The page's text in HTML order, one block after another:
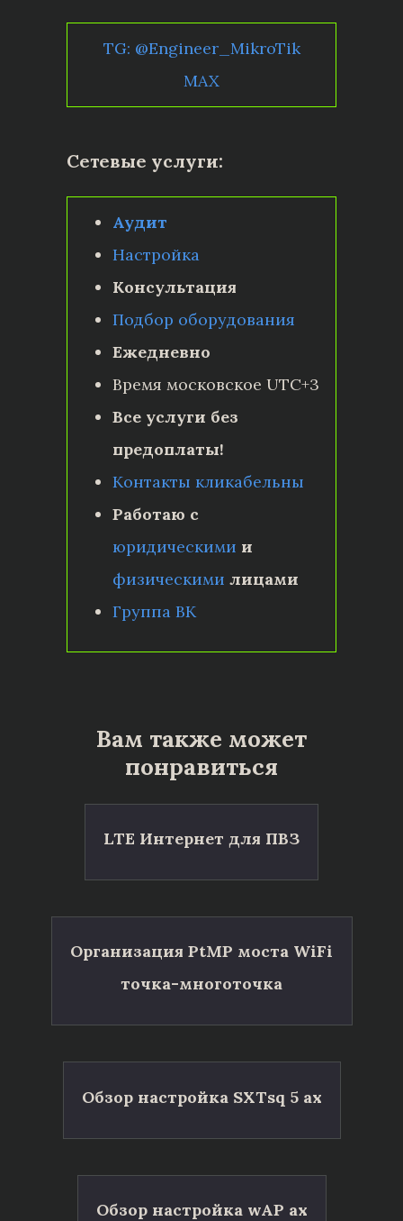
TG: @Engineer_MikroTik
MAX
Сетевые услуги:
Аудит
Настройка
Консультация
Подбор оборудования
Ежедневно
Время московское UTC+3
Все услуги без
предоплаты!
Контакты кликабельны
Работаю с
юридическими и
физическими лицами
Группа ВК
Вам также может
понравиться
LTE Интернет для ПВЗ
Организация PtMP моста WiFi
точка-многоточка
Обзор настройка SXTsq 5 ax
Обзор настройка wAP ax